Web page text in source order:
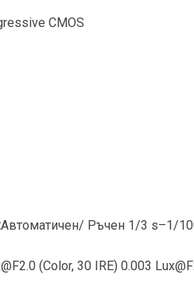
CMOS
Автоматичен/ Ръчен 1/3 s–1/
(Color, 30 IRE) 0.003